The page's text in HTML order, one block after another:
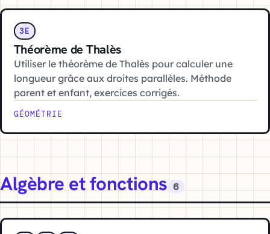
3E
Théorème de Thalès
Utiliser le théorème de Thalès pour calculer une
longueur grâce aux droites parallèles. Méthode
parent et enfant, exercices corrigés.
GÉOMÉTRIE
Algèbre et fonctions 6